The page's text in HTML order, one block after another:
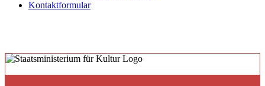
Kontaktformular